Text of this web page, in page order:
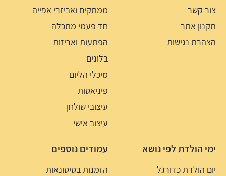
צור קשר
תקנון אתר
הצהרת נגישות
ממתקים ואביזרי אפייה
חד פעמי מתכלה
הפתעות ואריזות
בלונים
מיכלי הליום
פיניאטות
עיצובי שולחן
עיצוב אישי
ימי הולדת לפי נושא
יום הולדת כדורגל
עמודים נוספים
הזמנות בסיטונאות